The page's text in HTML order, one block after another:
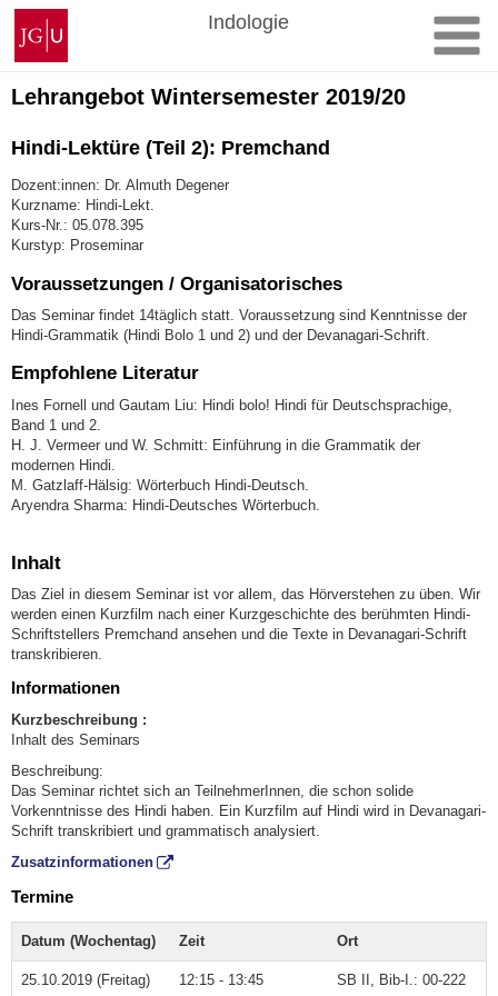
Zum
Inhalt
springen
Johannes
Gutenberg-
Universität
Mainz
Indologie
Lehrangebot Wintersemester 2019/20
Hindi-Lektüre (Teil 2): Premchand
Dozent:innen: Dr. Almuth Degener
Kurzname: Hindi-Lekt.
Kurs-Nr.: 05.078.395
Kurstyp: Proseminar
Voraussetzungen / Organisatorisches
Das Seminar findet 14täglich statt. Voraussetzung sind Kenntnisse der
Hindi-Grammatik (Hindi Bolo 1 und 2) und der Devanagari-Schrift.
Empfohlene Literatur
Ines Fornell und Gautam Liu: Hindi bolo! Hindi für Deutschsprachige,
Band 1 und 2.
H. J. Vermeer und W. Schmitt: Einführung in die Grammatik der
modernen Hindi.
M. Gatzlaff-Hälsig: Wörterbuch Hindi-Deutsch.
Aryendra Sharma: Hindi-Deutsches Wörterbuch.
Inhalt
Das Ziel in diesem Seminar ist vor allem, das Hörverstehen zu üben. Wir
werden einen Kurzfilm nach einer Kurzgeschichte des berühmten Hindi-
Schriftstellers Premchand ansehen und die Texte in Devanagari-Schrift
transkribieren.
Informationen
Kurzbeschreibung :
Inhalt des Seminars
Beschreibung:
Das Seminar richtet sich an TeilnehmerInnen, die schon solide
Vorkenntnisse des Hindi haben. Ein Kurzfilm auf Hindi wird in Devanagari-
Schrift transkribiert und grammatisch analysiert.
Zusatzinformationen
Termine
Datum (Wochentag) Zeit Ort
25.10.2019 (Freitag) 12:15 - 13:45 SB II, Bib-I.: 00-222